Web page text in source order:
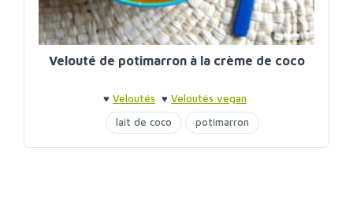
Velouté de potimarron à la crème de coco
♥ Veloutés ♥ Veloutés vegan
lait de coco
potimarron